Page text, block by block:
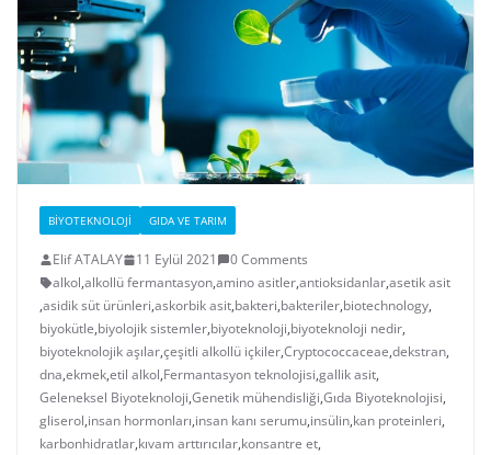
BIYOTEKNOLOJI GIDA VE TARIM
Elif ATALAY 11 Eylül 2021
0 Comments
alkol,alkollü fermantasyon,amino asitler,antioksidanlar,asetik asit
,asidik süt ürünleri,askorbik asit,bakteri,bakteriler,biotechnology,
biyokütle,biyolojik sistemler,biyoteknoloji,biyoteknoloji nedir,
biyoteknolojik aşılar,çeşitli alkollü içkiler,Cryptococcaceae,dekstran,
dna,ekmek,etil alkol,Fermantasyon teknolojisi,gallik asit,
Geleneksel Biyoteknoloji,Genetik mühendisliği,Gıda Biyoteknolojisi,
gliserol,insan hormonları,insan kanı serumu,insülin,kan proteinleri,
karbonhidratlar,kıvam arttırıcılar,konsantre et,